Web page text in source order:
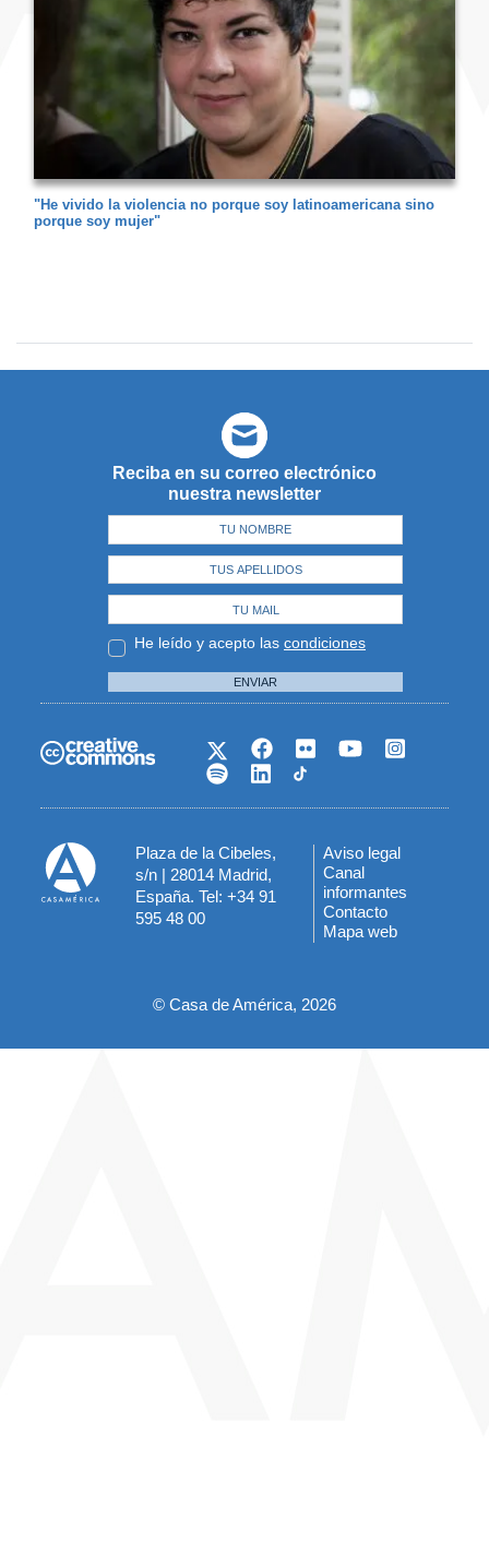
"He vivido la violencia no porque soy latinoamericana sino
porque soy mujer"
Reciba en su correo electrónico
nuestra newsletter
He leído y acepto las condiciones
ENVIAR
Plaza de la Cibeles,
s/n | 28014 Madrid,
España. Tel: +34 91
595 48 00
Menú
del
pie
Aviso legal
Canal
informantes
Contacto
Mapa web
© Casa de América, 2026